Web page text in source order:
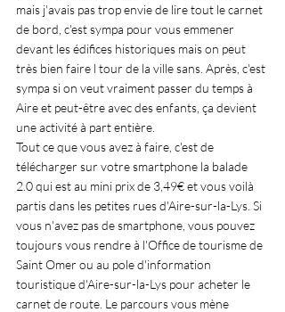
mais j'avais pas trop envie de lire tout le carnet
de bord, c'est sympa pour vous emmener
devant les édifices historiques mais on peut
très bien faire l tour de la ville sans. Après, c'est
sympa si on veut vraiment passer du temps à
Aire et peut-être avec des enfants, ça devient
une activité à part entière.
Tout ce que vous avez à faire, c'est de
télécharger sur votre smartphone la balade
2.0 qui est au mini prix de 3,49€ et vous voilà
partis dans les petites rues d'Aire-sur-la-Lys. Si
vous n'avez pas de smartphone, vous pouvez
toujours vous rendre à l'Office de tourisme de
Saint Omer ou au pole d'information
touristique d'Aire-sur-la-Lys pour acheter le
carnet de route. Le parcours vous mène